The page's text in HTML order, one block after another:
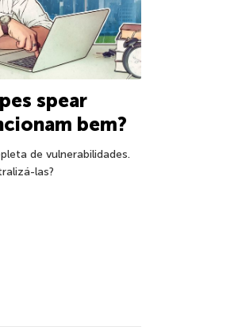
spear
bem?
de vulnerabilidades.
las?